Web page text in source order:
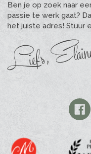
Ben je op zoek naar
passie te werk gaat?
het juiste adres! Stuur